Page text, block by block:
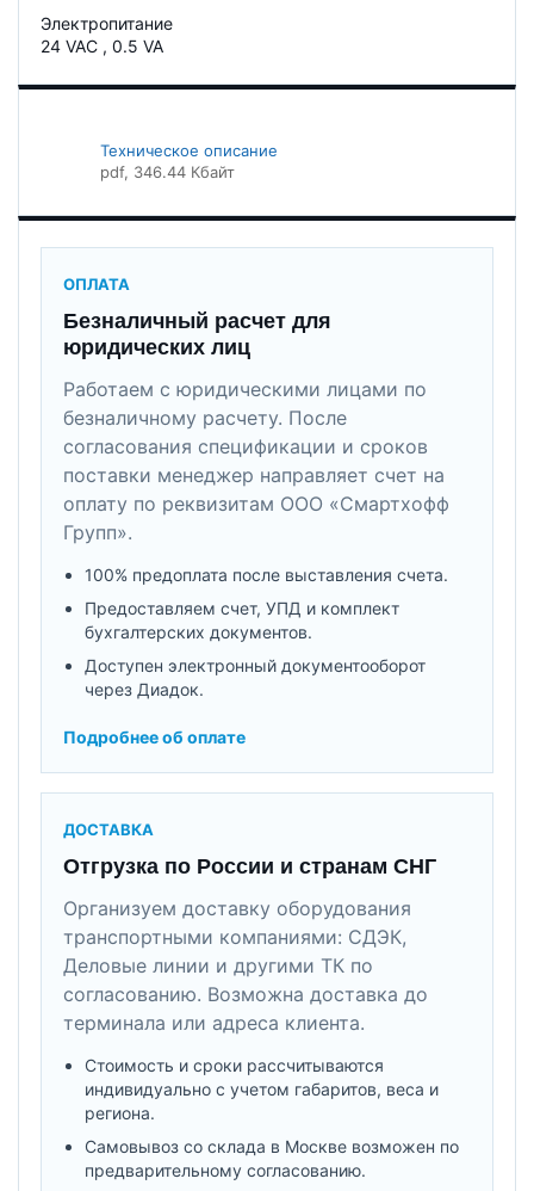
Электропитание
24 VAC , 0.5 VA
Техническое описание
pdf, 346.44 Кбайт
ОПЛАТА
Безналичный расчет для
юридических лиц
Работаем с юридическими лицами по
безналичному расчету. После
согласования спецификации и сроков
поставки менеджер направляет счет на
оплату по реквизитам ООО «Смартхофф
Групп».
100% предоплата после выставления счета.
Предоставляем счет, УПД и комплект
бухгалтерских документов.
Доступен электронный документооборот
через Диадок.
Подробнее об оплате
ДОСТАВКА
Отгрузка по России и странам СНГ
Организуем доставку оборудования
транспортными компаниями: СДЭК,
Деловые линии и другими ТК по
согласованию. Возможна доставка до
терминала или адреса клиента.
Стоимость и сроки рассчитываются
индивидуально с учетом габаритов, веса и
региона.
Самовывоз со склада в Москве возможен по
предварительному согласованию.